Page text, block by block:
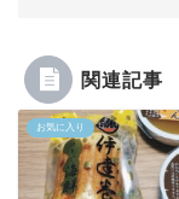
関連記事
お気に入り